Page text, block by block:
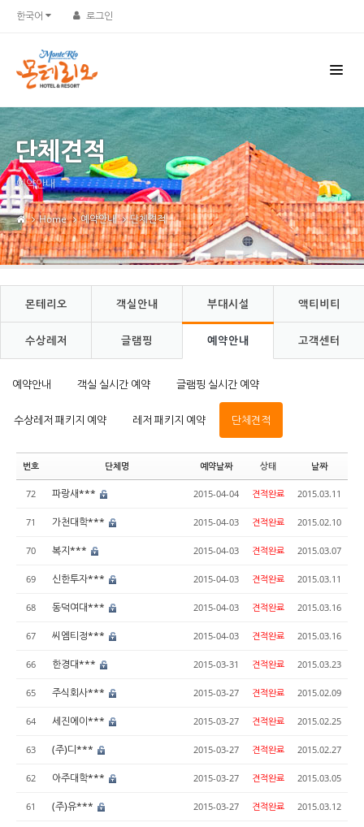
한국어 로그인
단체견적
예약안내
Home 예약안내 단체견적
몬테리오 객실안내 부대시설 액티비티
수상레저 글램핑 예약안내 고객센터
예약안내 객실 실시간 예약 글램핑 실시간 예약
수상레저 패키지 예약 레저 패키지 예약 단체견적
번호 단체명 예약날짜 상태 날짜
72 파랑새*** 2015-04-04 견적완료 2015.03.11
71 가천대학*** 2015-04-03 견적완료 2015.02.10
70 복지*** 2015-04-03 견적완료 2015.03.07
69 신한투자*** 2015-04-03 견적완료 2015.03.11
68 동덕여대*** 2015-04-03 견적완료 2015.03.16
67 씨엠티정*** 2015-04-03 견적완료 2015.03.16
66 한경대*** 2015-03-31 견적완료 2015.03.23
65 주식회사*** 2015-03-27 견적완료 2015.02.09
64 세진에이*** 2015-03-27 견적완료 2015.02.25
63 (주)디*** 2015-03-27 견적완료 2015.02.27
62 아주대학*** 2015-03-27 견적완료 2015.03.05
61 (주)유*** 2015-03-27 견적완료 2015.03.12
Sketchbook5, 스케치북5